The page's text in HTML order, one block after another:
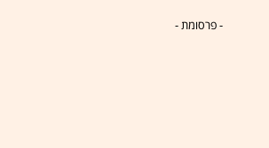
- פרסומת -